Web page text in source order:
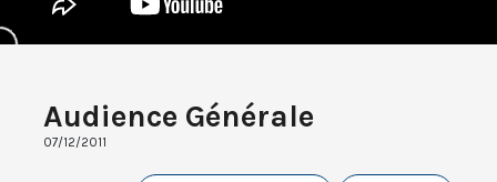
Audience Générale
07/12/2011